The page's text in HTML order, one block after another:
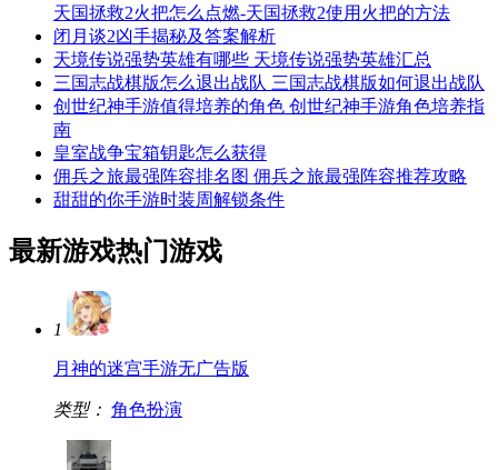
天国拯救2火把怎么点燃-天国拯救2使用火把的方法
闭月谈2凶手揭秘及答案解析
天境传说强势英雄有哪些 天境传说强势英雄汇总
三国志战棋版怎么退出战队 三国志战棋版如何退出战队
创世纪神手游值得培养的角色 创世纪神手游角色培养指
南
皇室战争宝箱钥匙怎么获得
佣兵之旅最强阵容排名图 佣兵之旅最强阵容推荐攻略
甜甜的你手游时装周解锁条件
最新游戏热门游戏
1
月神的迷宫手游无广告版
类型： 角色扮演